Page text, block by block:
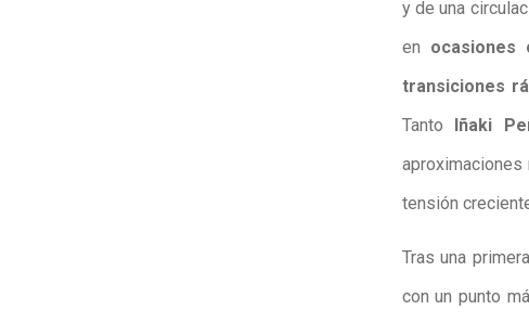
y de una
en ocasiones
transiciones
Tanto Iñaki
tensión
Tras una
con un punto